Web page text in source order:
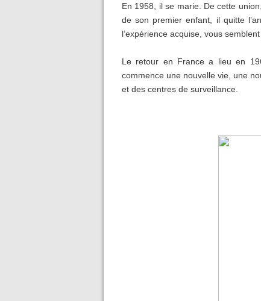
En 1958, il se marie. De cette
de son premier enfant, il quitte
l’expérience acquise, vous
Le retour en France a lieu en
commence une nouvelle vie, une
et des centres de surveillance.